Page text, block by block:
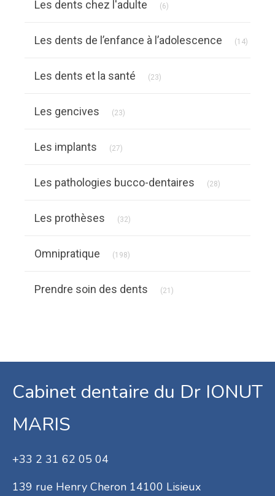
Les dents chez l'adulte (6)
Les dents de l’enfance à l’adolescence (14)
Les dents et la santé (23)
Les gencives (23)
Les implants (27)
Les pathologies bucco-dentaires (28)
Les prothèses (32)
Omnipratique (198)
Prendre soin des dents (21)
Cabinet dentaire du Dr IONUT
MARIS
+33 2 31 62 05 04
139 rue Henry Cheron 14100 Lisieux